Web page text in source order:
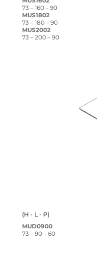
73 – 160 – 90
MUS1802
73 – 180 – 90
MUS2002
73 – 200 – 90
(H - L - P)
MUD0900
73 – 90 – 60